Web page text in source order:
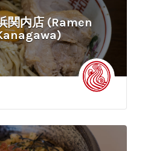
関内店 (Ramen